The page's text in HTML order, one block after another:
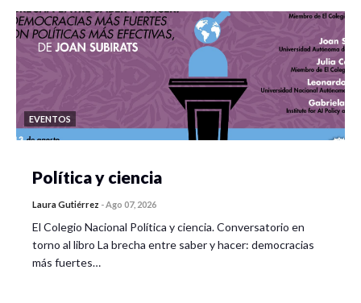
EVENTOS
Política y ciencia
Laura Gutiérrez -Ago 07, 2026
El Colegio Nacional Política y ciencia. Conversatorio en
torno al libro La brecha entre saber y hacer: democracias
más fuertes…